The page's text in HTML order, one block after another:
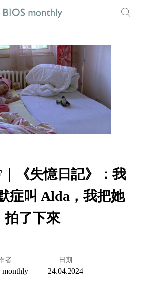
《失憶日記》：我
症叫 Alda，我把她
拍了下來
者
monthly
日期
24.04.2024